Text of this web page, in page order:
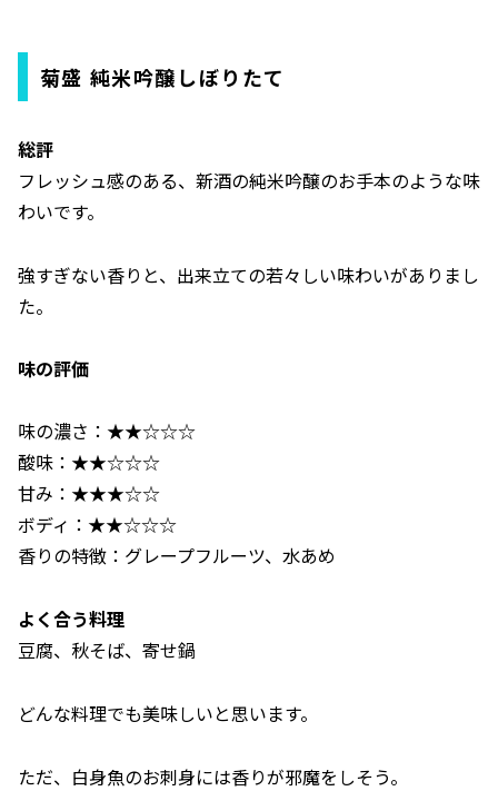
菊盛 純米吟醸しぼりたて
総評
フレッシュ感のある、新酒の純米吟醸のお手本のような味
わいです。
強すぎない香りと、出来立ての若々しい味わいがありまし
た。
味の評価
味の濃さ：★★☆☆☆
酸味：★★☆☆☆
甘み：★★★☆☆
ボディ：★★☆☆☆
香りの特徴：グレープフルーツ、水あめ
よく合う料理
豆腐、秋そば、寄せ鍋
どんな料理でも美味しいと思います。
ただ、白身魚のお刺身には香りが邪魔をしそう。